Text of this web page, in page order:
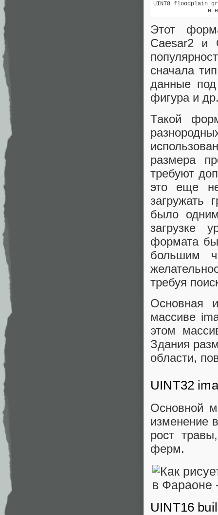
UINT8
и
Этот
Caesar2 и
сначала
данные
фигура и
Такой
размера
требуют
это еще
загружать
было
загрузке
формата
большим
требуя
Основная
массиве
этом
Здания
области,
UINT32
Основной
изменение
рост
ферм.
UINT16